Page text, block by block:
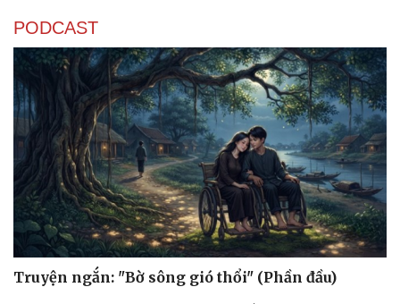
Làm đẹp - giảm cân
Ăn sạch sống khỏe
PODCAST
Truyện ngắn: "Bờ sông gió thổi" (Phần đầu)